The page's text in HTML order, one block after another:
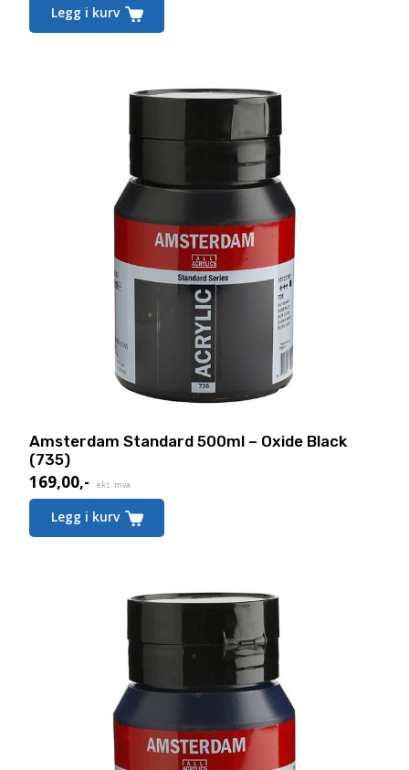
Legg i kurv
Amsterdam Standard 500ml – Oxide Black
(735)
169,00,- eks. mva.
Legg i kurv